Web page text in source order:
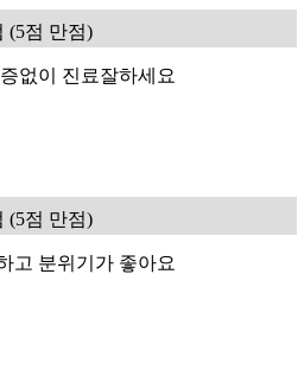
(5점 만점)
없이 진료잘하세요
(5점 만점)
고 분위기가 좋아요